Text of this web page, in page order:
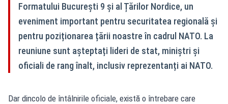
Formatului București 9 și al Țărilor Nordice, un
eveniment important pentru securitatea regională și
pentru poziționarea țării noastre în cadrul NATO. La
reuniune sunt așteptați lideri de stat, miniștri și
oficiali de rang înalt, inclusiv reprezentanți ai NATO.
Dar dincolo de întâlnirile oficiale, există o întrebare care